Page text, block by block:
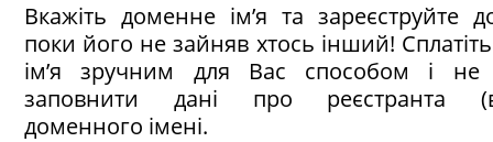
Вкажіть доменне ім’я та зареєструйте
поки його не зайняв хтось інший!
ім’я зручним для Вас способом і не
заповнити дані про реєстранта
доменного імені.